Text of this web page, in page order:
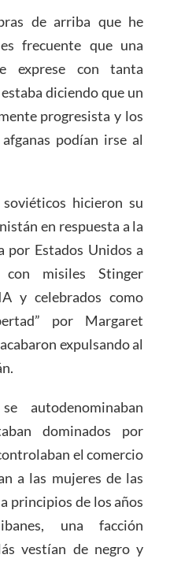
de arriba que he
frecuente que una
exprese con tanta
diciendo que un
progresista y los
podían irse al
soviéticos hicieron su
en respuesta a la
por Estados Unidos a
con misiles Stinger
y celebrados como
por Margaret
expulsando al
autodenominaban
dominados por
el comercio
a las mujeres de las
principios de los años
una facción
vestían de negro y